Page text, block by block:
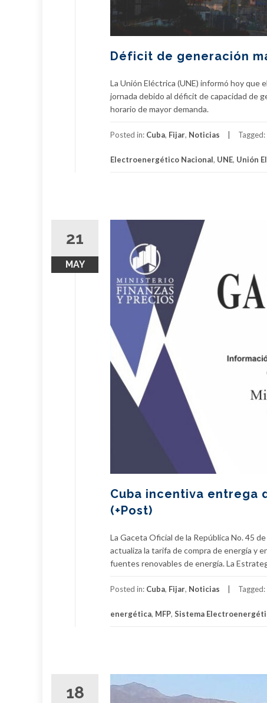
Déficit de generación
La Unión Eléctrica (UNE) informó hoy
jornada debido al déficit de capacidad de
horario de mayor demanda.
Posted in: Cuba, Fijar, Noticias Tagged:
Electroenergético Nacional, UNE, Unión
21
MAY
Cuba incentiva entrega
(+Post)
La Gaceta Oficial de la República No. 45
actualiza la tarifa de compra de energía y
fuentes renovables de energía. La
Posted in: Cuba, Fijar, Noticias Tagged:
energética, MFP, Sistema
18